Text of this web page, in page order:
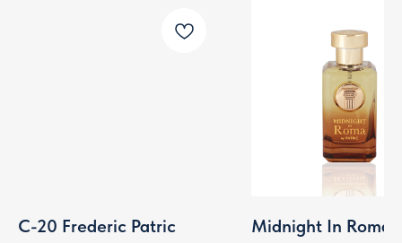
C-20 Frederic Patric
Midnight In Roma